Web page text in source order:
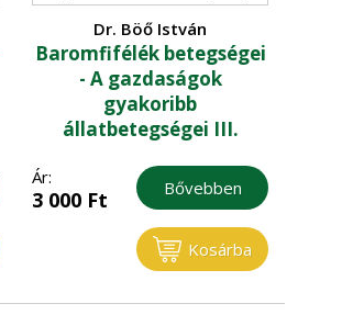
Dr. Böő István
Baromfifélék betegségei
- A gazdaságok
gyakoribb
állatbetegségei III.
Ár:
3 000 Ft Bővebben
Kosárba